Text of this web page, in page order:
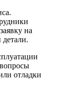
на
отладки